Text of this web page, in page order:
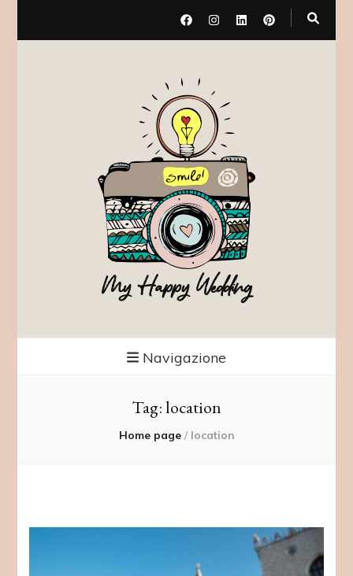
My Happy Wedding
Navigazione
Tag:location
Home page / location